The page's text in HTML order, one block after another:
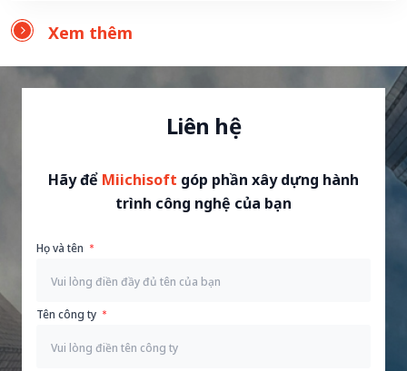
Xem thêm
Liên hệ
Hãy để Miichisoft góp phần xây dựng hành
trình công nghệ của bạn
Họ và tên
Tên công ty